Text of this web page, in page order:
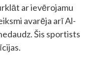
ar ievērojamu
avarēja arī Al-
Šis sportists